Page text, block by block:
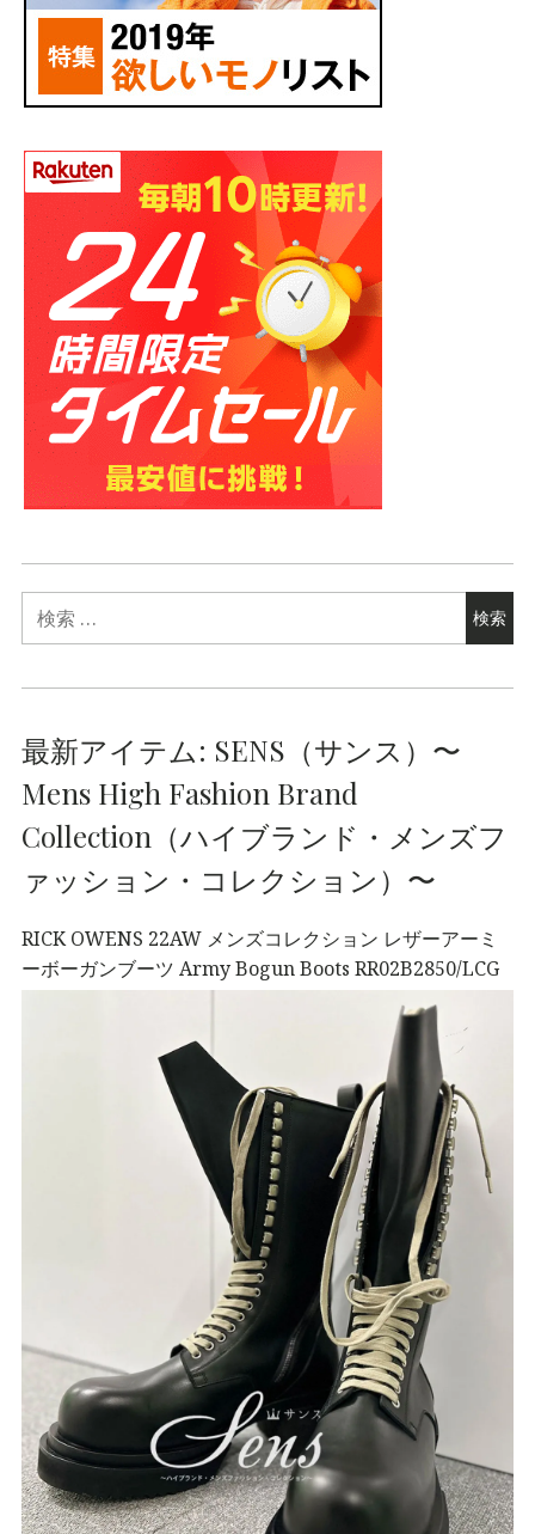
最新アイテム: SENS（サンス）〜
Mens High Fashion Brand
Collection（ハイブランド・メンズフ
ァッション・コレクション）〜
RICK OWENS 22AW メンズコレクション レザーアーミ
ーボーガンブーツ Army Bogun Boots RR02B2850/LCG